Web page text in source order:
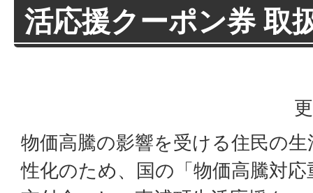
活応援クーポン券 取
物価高騰の影響を受ける住民の
性化のため、国の「物価高騰対